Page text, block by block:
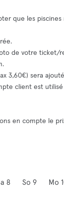
que les
de votre
.
3,60€) sera
client est
en compte le
8 So 9 Mo